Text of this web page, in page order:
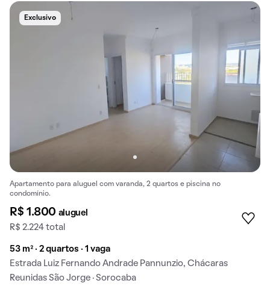
Exclusivo
Apartamento para aluguel com varanda, 2 quartos e piscina no
condomínio.
R$ 1.800 aluguel
R$ 2.224 total
53 m² · 2 quartos · 1 vaga
Estrada Luiz Fernando Andrade Pannunzio, Chácaras
Reunidas São Jorge · Sorocaba